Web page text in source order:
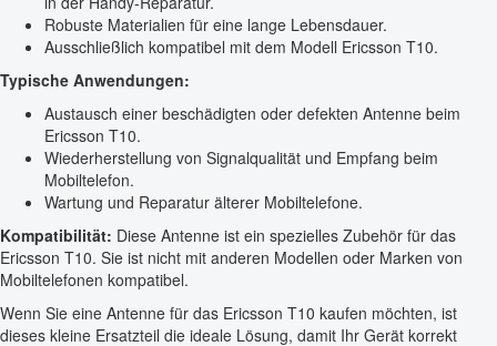
Robuste Materialien für eine lange Lebensdauer.
Ausschließlich kompatibel mit dem Modell Ericsson T10.
Typische Anwendungen:
Austausch einer beschädigten oder defekten Antenne beim
Ericsson T10.
Wiederherstellung von Signalqualität und Empfang beim
Mobiltelefon.
Wartung und Reparatur älterer Mobiltelefone.
Kompatibilität: Diese Antenne ist ein spezielles Zubehör für das
Ericsson T10. Sie ist nicht mit anderen Modellen oder Marken von
Mobiltelefonen kompatibel.
Wenn Sie eine Antenne für das Ericsson T10 kaufen möchten, ist
dieses kleine Ersatzteil die ideale Lösung, damit Ihr Gerät korrekt